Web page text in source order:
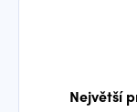
Největší